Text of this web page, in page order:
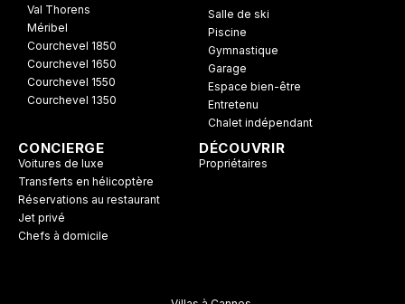
Val Thorens
Méribel
Courchevel 1850
Courchevel 1650
Courchevel 1550
Courchevel 1350
Salle de ski
Piscine
Gymnastique
Garage
Espace bien-être
Entretenu
Chalet indépendant
CONCIERGE
Voitures de luxe
Transferts en hélicoptère
Réservations au restaurant
Jet privé
Chefs à domicile
DÉCOUVRIR
Propriétaires